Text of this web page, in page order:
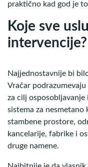
praktično kad god je
Koje sve
intervencije?
Najjednostavnije bi
Vračar
za cilj
sistema za nesmetano
stambene prostore,
kancelarije, fabrike i
druge namene.